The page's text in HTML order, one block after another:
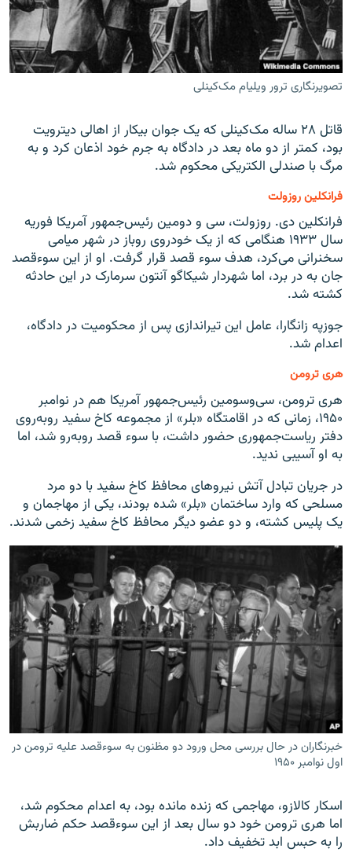
تصویرنگاری ترور ویلیام مک‌کینلی
قاتل ۲۸ ساله مک‌کینلی که یک جوان بیکار از اهالی دیترویت
بود، کمتر از دو ماه بعد در دادگاه به جرم خود اذعان کرد و به
مرگ با صندلی الکتریکی محکوم شد.
فرانکلین روزولت
فرانکلین دی. روزولت، سی و دومین رئیس‌جمهور آمریکا فوریه
سال ۱۹۳۳ هنگامی که از یک خودروی روباز در شهر میامی
سخنرانی می‌کرد، هدف سوء قصد قرار گرفت. او از این سوءقصد
جان به در برد، اما شهردار شیکاگو آنتون سرمارک در این حادثه
کشته شد.
جوزپه زانگارا، عامل این تیراندازی پس از محکومیت در دادگاه،
اعدام شد.
هری ترومن
هری ترومن، سی‌وسومین رئیس‌جمهور آمریکا هم در نوامبر
۱۹۵۰، زمانی که در اقامتگاه «بلر» از مجموعه کاخ سفید روبه‌روی
دفتر ریاست‌جمهوری حضور داشت، با سوء قصد روبه‌رو شد، اما
به او آسیبی ندید.
در جریان تبادل آتش نیروهای محافظ کاخ سفید با دو مرد
مسلحی که وارد ساختمان «بلر» شده بودند، یکی از مهاجمان و
یک پلیس کشته، و دو عضو دیگر محافظ کاخ سفید زخمی شدند.
خبرنگاران در حال بررسی محل ورود دو مظنون به سوءقصد علیه ترومن در
اول نوامبر ۱۹۵۰
اسکار کالازو، مهاجمی که زنده مانده بود، به اعدام محکوم شد،
اما هری ترومن خود دو سال بعد از این سوءقصد حکم ضاربش
را به حبس ابد تخفیف داد.